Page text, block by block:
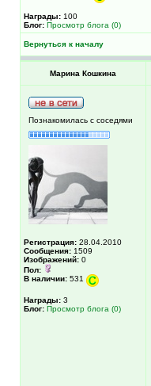
Награды: 100
Блог: Просмотр блога (0)
Вернуться к началу
Марина Кошкина
Познакомилась с соседями
Регистрация: 28.04.2010
Сообщения: 1509
Изображений: 0
Пол:
В наличии: 531
Награды: 3
Блог: Просмотр блога (0)